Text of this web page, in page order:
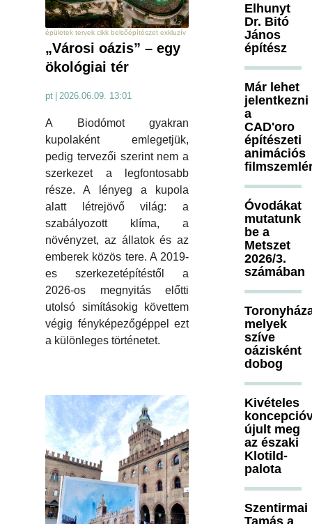
épületek tervek cikk belsőépítészet exkluzív
„Városi oázis” – egy
ökológiai tér
pt | 2026.06.09. 13:01
A Biodómot gyakran
kupolaként emlegetjük,
pedig tervezői szerint nem a
szerkezet a legfontosabb
része. A lényeg a kupola
alatt létrejövő világ: a
szabályozott klíma, a
növényzet, az állatok és az
emberek közös tere. A 2019-
es szerkezetépítéstől a
2026-os megnyitás előtti
utolsó simításokig követtem
végig fényképezőgéppel ezt
a különleges történetet.
Elhunyt
Dr. Bitó
János
építész
Már lehet
jelentkezni
a
CAD'oro
építészeti
animációs
Óvodákat
mutatunk
be a
Metszet
2026/3.
számában
melyek
szíve
oázisként
dobog
Kivételes
újult meg
az északi
Klotild-
palota
Szentirmai
Tamás a